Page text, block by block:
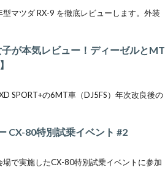
マツダ RX-9 を徹底レビューします。外装
が本気レビュー！ディーゼルとMT
SPORT+の6MT車（DJ5FS）年次改良後の
CX-80特別試乗イベント #2
で実施したCX-80特別試乗イベントに参加